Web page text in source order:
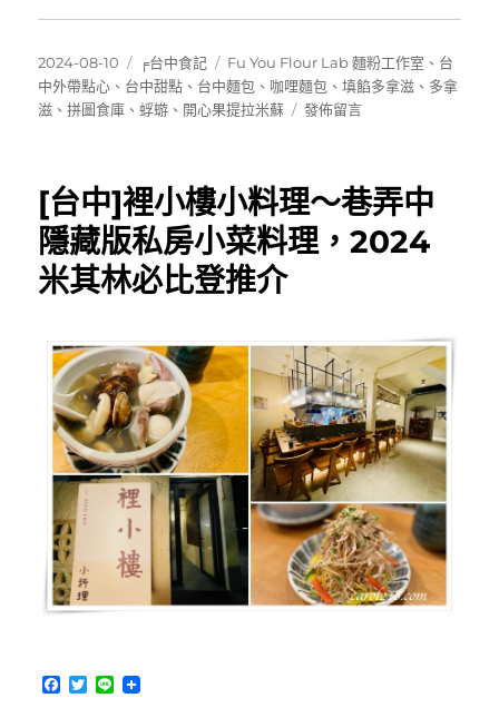
發
佈
日
2024-08-10
分
類
╒台中食記
標
籤
Fu You Flour Lab 麵粉工作室 、 台
中外帶點心 、 台中甜點 、 台中麵包 、 咖哩麵包 、填餡多拿滋 、 多拿
滋 、拼圖食庫 、 蜉蝣 、 開心果提拉米蘇
在
區]
蜉
蝣
帶
來
滿
滿
幸
福
感，
療
癒
的
美
味
發佈留言
[台中]裡小樓小料理～巷弄中
隱藏版私房小菜料理，2024
米其林必比登推介
F
T
L